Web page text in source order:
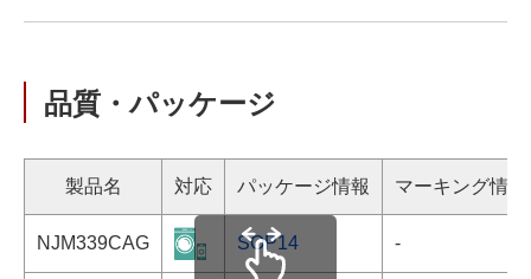
品質・パッケージ
製品名 対応 パッケージ情報 マーキング情報
NJM339CAG SOP14 -